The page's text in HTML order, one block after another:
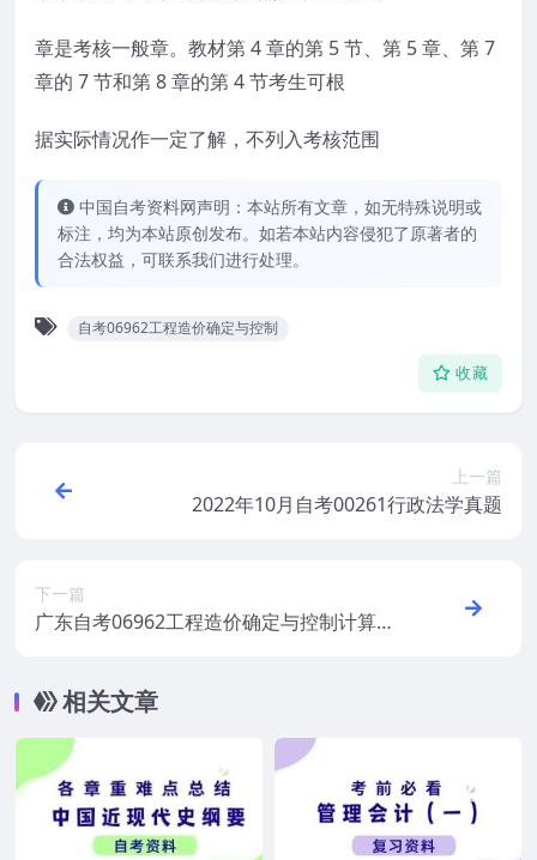
章是考核一般章。教材第 4 章的第 5 节、第 5 章、第 7
章的 7 节和第 8 章的第 4 节考生可根
据实际情况作一定了解，不列入考核范围
中国自考资料网声明：本站所有文章，如无特殊说明或
标注，均为本站原创发布。如若本站内容侵犯了原著者的
合法权益，可联系我们进行处理。
自考06962工程造价确定与控制
收藏
上一篇
2022年10月自考00261行政法学真题
下一篇
广东自考06962工程造价确定与控制计算公
相关文章